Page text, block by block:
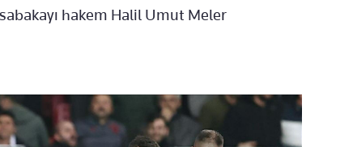
hakem Halil Umut Meler